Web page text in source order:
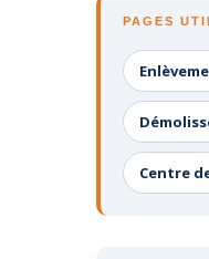
PAGES
Centre